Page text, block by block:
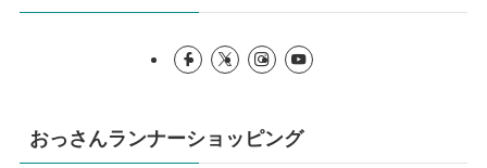
おっさんランナーショッピング